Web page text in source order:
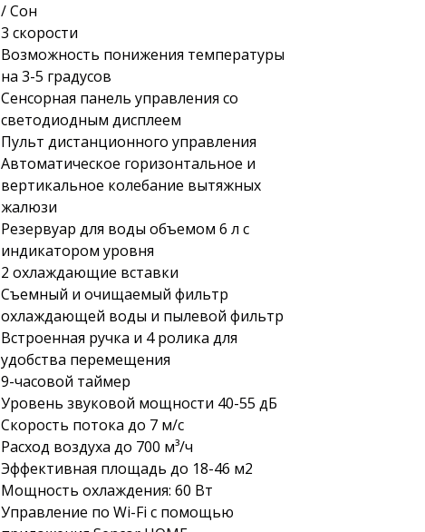
/ Сон
3 скорости
Возможность понижения температуры
на 3-5 градусов
Сенсорная панель управления со
светодиодным дисплеем
Пульт дистанционного управления
Автоматическое горизонтальное и
вертикальное колебание вытяжных
жалюзи
Резервуар для воды объемом 6 л с
индикатором уровня
2 охлаждающие вставки
Съемный и очищаемый фильтр
охлаждающей воды и пылевой фильтр
Встроенная ручка и 4 ролика для
удобства перемещения
9-часовой таймер
Уровень звуковой мощности 40-55 дБ
Скорость потока до 7 м/с
Расход воздуха до 700 м³/ч
Эффективная площадь до 18-46 м2
Мощность охлаждения: 60 Вт
Управление по Wi-Fi с помощью